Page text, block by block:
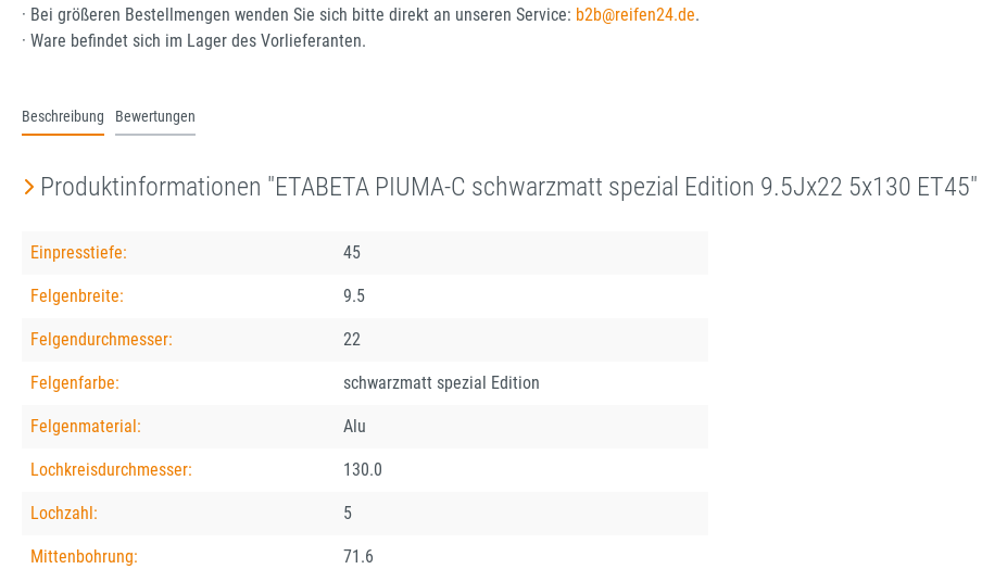
· Bei größeren Bestellmengen wenden Sie sich bitte direkt an unseren Service: b2b@reifen24.de.
· Ware befindet sich im Lager des Vorlieferanten.
Beschreibung Bewertungen
Produktinformationen "ETABETA PIUMA-C schwarzmatt spezial Edition 9.5Jx22 5x130 ET45"
Einpresstiefe: 45
Felgenbreite: 9.5
Felgendurchmesser: 22
Felgenfarbe: schwarzmatt spezial Edition
Felgenmaterial: Alu
Lochkreisdurchmesser: 130.0
Lochzahl: 5
Mittenbohrung: 71.6